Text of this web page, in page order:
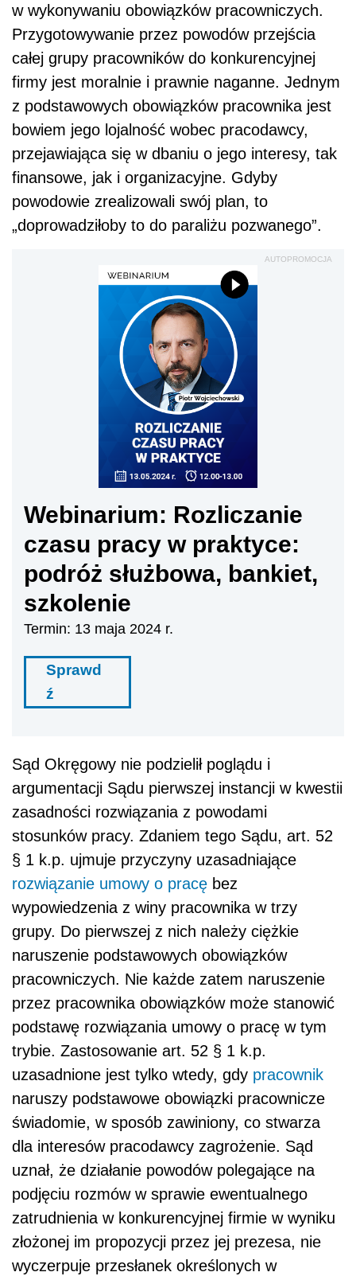
w wykonywaniu obowiązków pracowniczych.
Przygotowywanie przez powodów przejścia
całej grupy pracowników do konkurencyjnej
firmy jest moralnie i prawnie naganne. Jednym
z podstawowych obowiązków pracownika jest
bowiem jego lojalność wobec pracodawcy,
przejawiająca się w dbaniu o jego interesy, tak
finansowe, jak i organizacyjne. Gdyby
powodowie zrealizowali swój plan, to
„doprowadziłoby to do paraliżu pozwanego”.
AUTOPROMOCJA
Webinarium: Rozliczanie
czasu pracy w praktyce:
podróż służbowa, bankiet,
szkolenie
Termin: 13 maja 2024 r.
Sprawd
ź
Sąd Okręgowy nie podzielił poglądu i
argumentacji Sądu pierwszej instancji w kwestii
zasadności rozwiązania z powodami
stosunków pracy. Zdaniem tego Sądu, art. 52
§ 1 k.p. ujmuje przyczyny uzasadniające
rozwiązanie umowy o pracę bez
wypowiedzenia z winy pracownika w trzy
grupy. Do pierwszej z nich należy ciężkie
naruszenie podstawowych obowiązków
pracowniczych. Nie każde zatem naruszenie
przez pracownika obowiązków może stanowić
podstawę rozwiązania umowy o pracę w tym
trybie. Zastosowanie art. 52 § 1 k.p.
uzasadnione jest tylko wtedy, gdy pracownik
naruszy podstawowe obowiązki pracownicze
świadomie, w sposób zawiniony, co stwarza
dla interesów pracodawcy zagrożenie. Sąd
uznał, że działanie powodów polegające na
podjęciu rozmów w sprawie ewentualnego
zatrudnienia w konkurencyjnej firmie w wyniku
złożonej im propozycji przez jej prezesa, nie
wyczerpuje przesłanek określonych w